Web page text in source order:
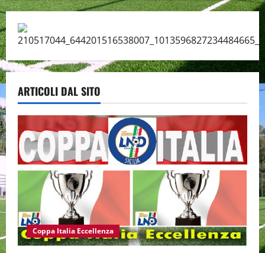
ARTICOLI DAL SITO
Coppa Italia Eccellenza